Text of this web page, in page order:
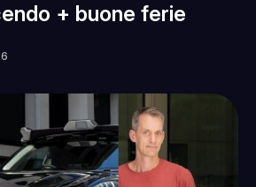
+ buone ferie